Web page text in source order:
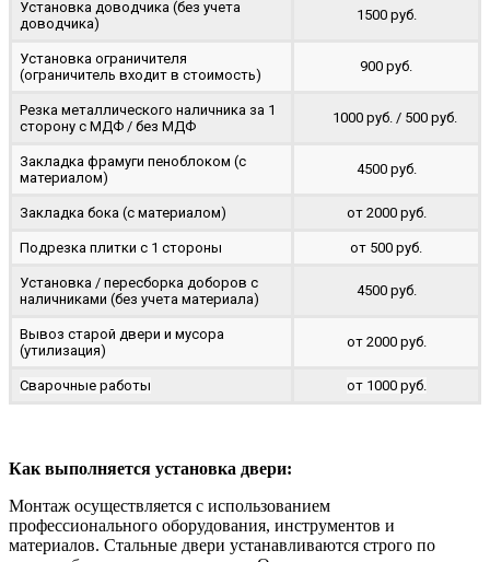
Установка доводчика (без учета
доводчика)
1500 руб.
Установка ограничителя
(ограничитель входит в стоимость)
900 руб.
Резка металлического наличника за 1
сторону с МДФ / без МДФ
1000 руб. / 500 руб.
Закладка фрамуги пеноблоком (с
материалом)
4500 руб.
Закладка бока (с материалом) от 2000 руб.
Подрезка плитки с 1 стороны от 500 руб.
Установка / пересборка доборов с
наличниками (без учета материала)
4500 руб.
Вывоз старой двери и мусора
(утилизация)
от 2000 руб.
Сварочные работы от 1000 руб.
Как выполняется установка двери:
Монтаж осуществляется с использованием
профессионального оборудования, инструментов и
материалов. Стальные двери устанавливаются строго по